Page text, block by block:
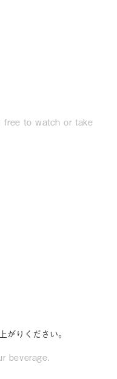
free to watch or take
りください。
beverage.